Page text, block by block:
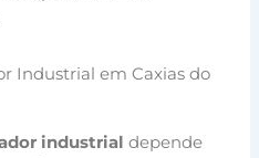
Industrial em Caxias do
industrial depende